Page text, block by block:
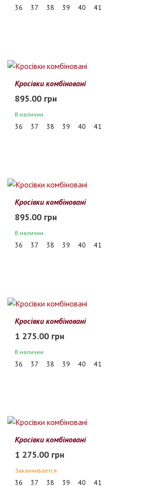
36 37 38 39 40 41
Кросівки комбіновані
895.00 грн
В наличии
36 37 38 39 40 41
Кросівки комбіновані
895.00 грн
В наличии
36 37 38 39 40 41
Кросівки комбіновані
1 275.00 грн
В наличии
36 37 38 39 40 41
Кросівки комбіновані
1 275.00 грн
Заканчивается
36 37 38 39 40 41